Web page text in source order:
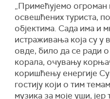
„Примећујемо
освешћених туриста,
објектима. Сада има и
истраживања која су у
овде, било да се ради
корала, очувању
коришћењу енергије
гостију који о тим
музика за моје уши,